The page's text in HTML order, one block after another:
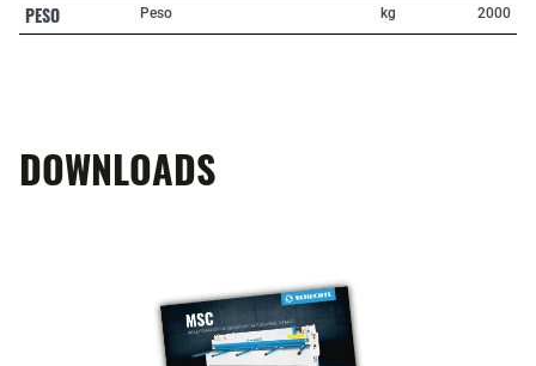
PESO Peso kg 2000
DOWNLOADS